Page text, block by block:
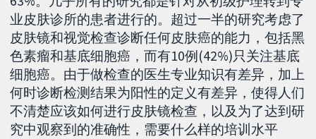
业皮肤诊所的患者进行的。超过一半的研究考虑了
皮肤镜和视觉检查诊断任何皮肤癌的能力，包括黑
色素瘤和基底细胞癌，而有10例(42%)只关注基底
细胞癌。由于做检查的医生专业知识有差异，加上
何时诊断检测结果为阳性的定义有差异，使得人们
不清楚应该如何进行皮肤镜检查，以及为了达到研
究中观察到的准确性，需要什么样的培训水平